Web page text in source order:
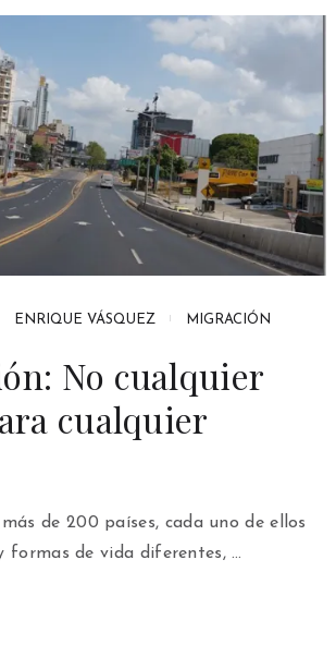
ENRIQUE VÁSQUEZ MIGRACIÓN
No cualquier
cualquier
de 200 países, cada uno de ellos
formas de vida diferentes, …